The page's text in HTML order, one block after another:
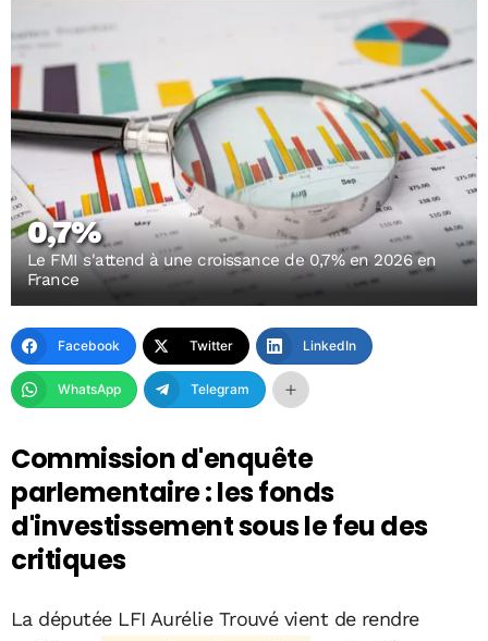
0,7%
Le FMI s'attend à une croissance de 0,7% en 2026 en
France
Facebook Twitter LinkedIn
WhatsApp Telegram
Commission d'enquête
parlementaire : les fonds
d'investissement sous le feu des
critiques
La députée LFI Aurélie Trouvé vient de rendre